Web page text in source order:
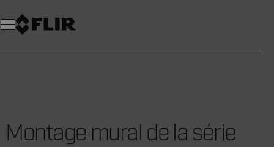
Unread messages
Modèle
Supprimer
articles
article
Ajouter au panier
Ajouté au panier
Montage mural de la série